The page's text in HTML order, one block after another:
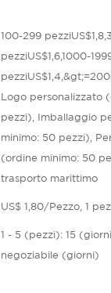
100-299
pezziUS$1,6,1000-
Logo personalizzato
pezzi), Imballaggio
minimo: 50 pezzi),
(ordine minimo: 50
trasporto marittimo
US$ 1,80/Pezzo, 1
1 - 5 (pezzi): 15
negoziabile (giorni)